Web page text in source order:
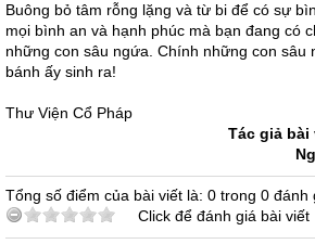
Buông bỏ tâm rỗng lặng và từ bi để có sự
mọi bình an và hạnh phúc mà bạn đang có
những con sâu ngứa. Chính những con sâu
bánh ấy sinh ra!
Thư Viện Cổ Pháp
Tác giả bài
Tổng số điểm của bài viết là: 0 trong 0 đánh
Click để đánh giá bài viết